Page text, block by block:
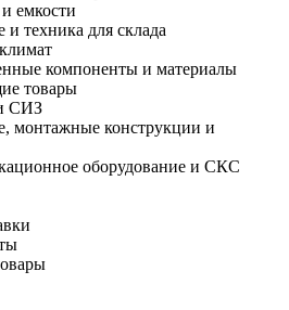
емкости
и техника для склада
компоненты и материалы
товары
СИЗ
монтажные конструкции и
оборудование и СКС